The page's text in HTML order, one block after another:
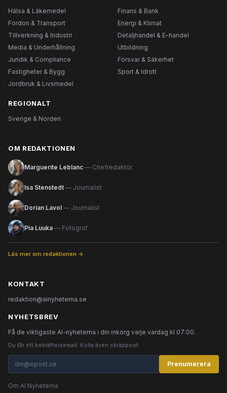
Hälsa & Läkemedel
Finans & Bank
Fordon & Transport
Energi & Klimat
Tillverkning & Industri
Detaljhandel & E-handel
Media & Underhållning
Utbildning
Juridik & Compliance
Försvar & Säkerhet
Fastigheter & Bygg
Sport & Idrott
Jordbruk & Livsmedel
REGIONALT
Sverige & Norden
OM REDAKTIONEN
Marguerite Leblanc — Chefredaktör
Isa Stenstedt — Journalist
Dorian Lavol — Journalist
Pia Luuka — Fotograf
Läs mer om redaktionen →
KONTAKT
redaktion@ainyheterna.se
NYHETSBREV
Få de viktigaste AI-nyheterna i din inkorg varje vardag kl 07:00.
Du får ett bekräftelsemail. Kolla även skräppost.
Prenumerera
Om AI Nyheterna